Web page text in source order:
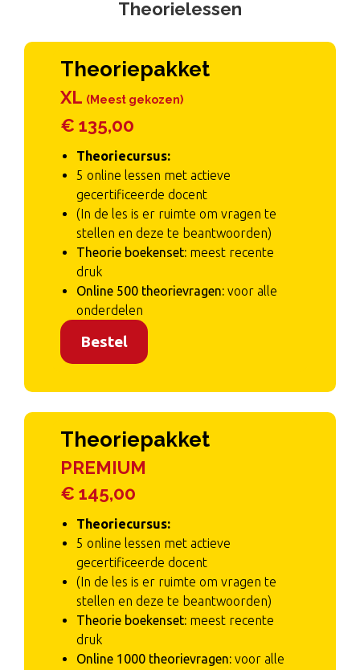
Theorielessen
Theoriepakket
XL (Meest gekozen)
€ 135,00
Theoriecursus:
5 online lessen met actieve
gecertificeerde docent
(In de les is er ruimte om vragen te
stellen en deze te beantwoorden)
Theorie boekenset: meest recente
druk
Online 500 theorievragen: voor alle
onderdelen
Bestel
Theoriepakket
PREMIUM
€ 145,00
Theoriecursus:
5 online lessen met actieve
gecertificeerde docent
(In de les is er ruimte om vragen te
stellen en deze te beantwoorden)
Theorie boekenset: meest recente
druk
Online 1000 theorievragen: voor alle